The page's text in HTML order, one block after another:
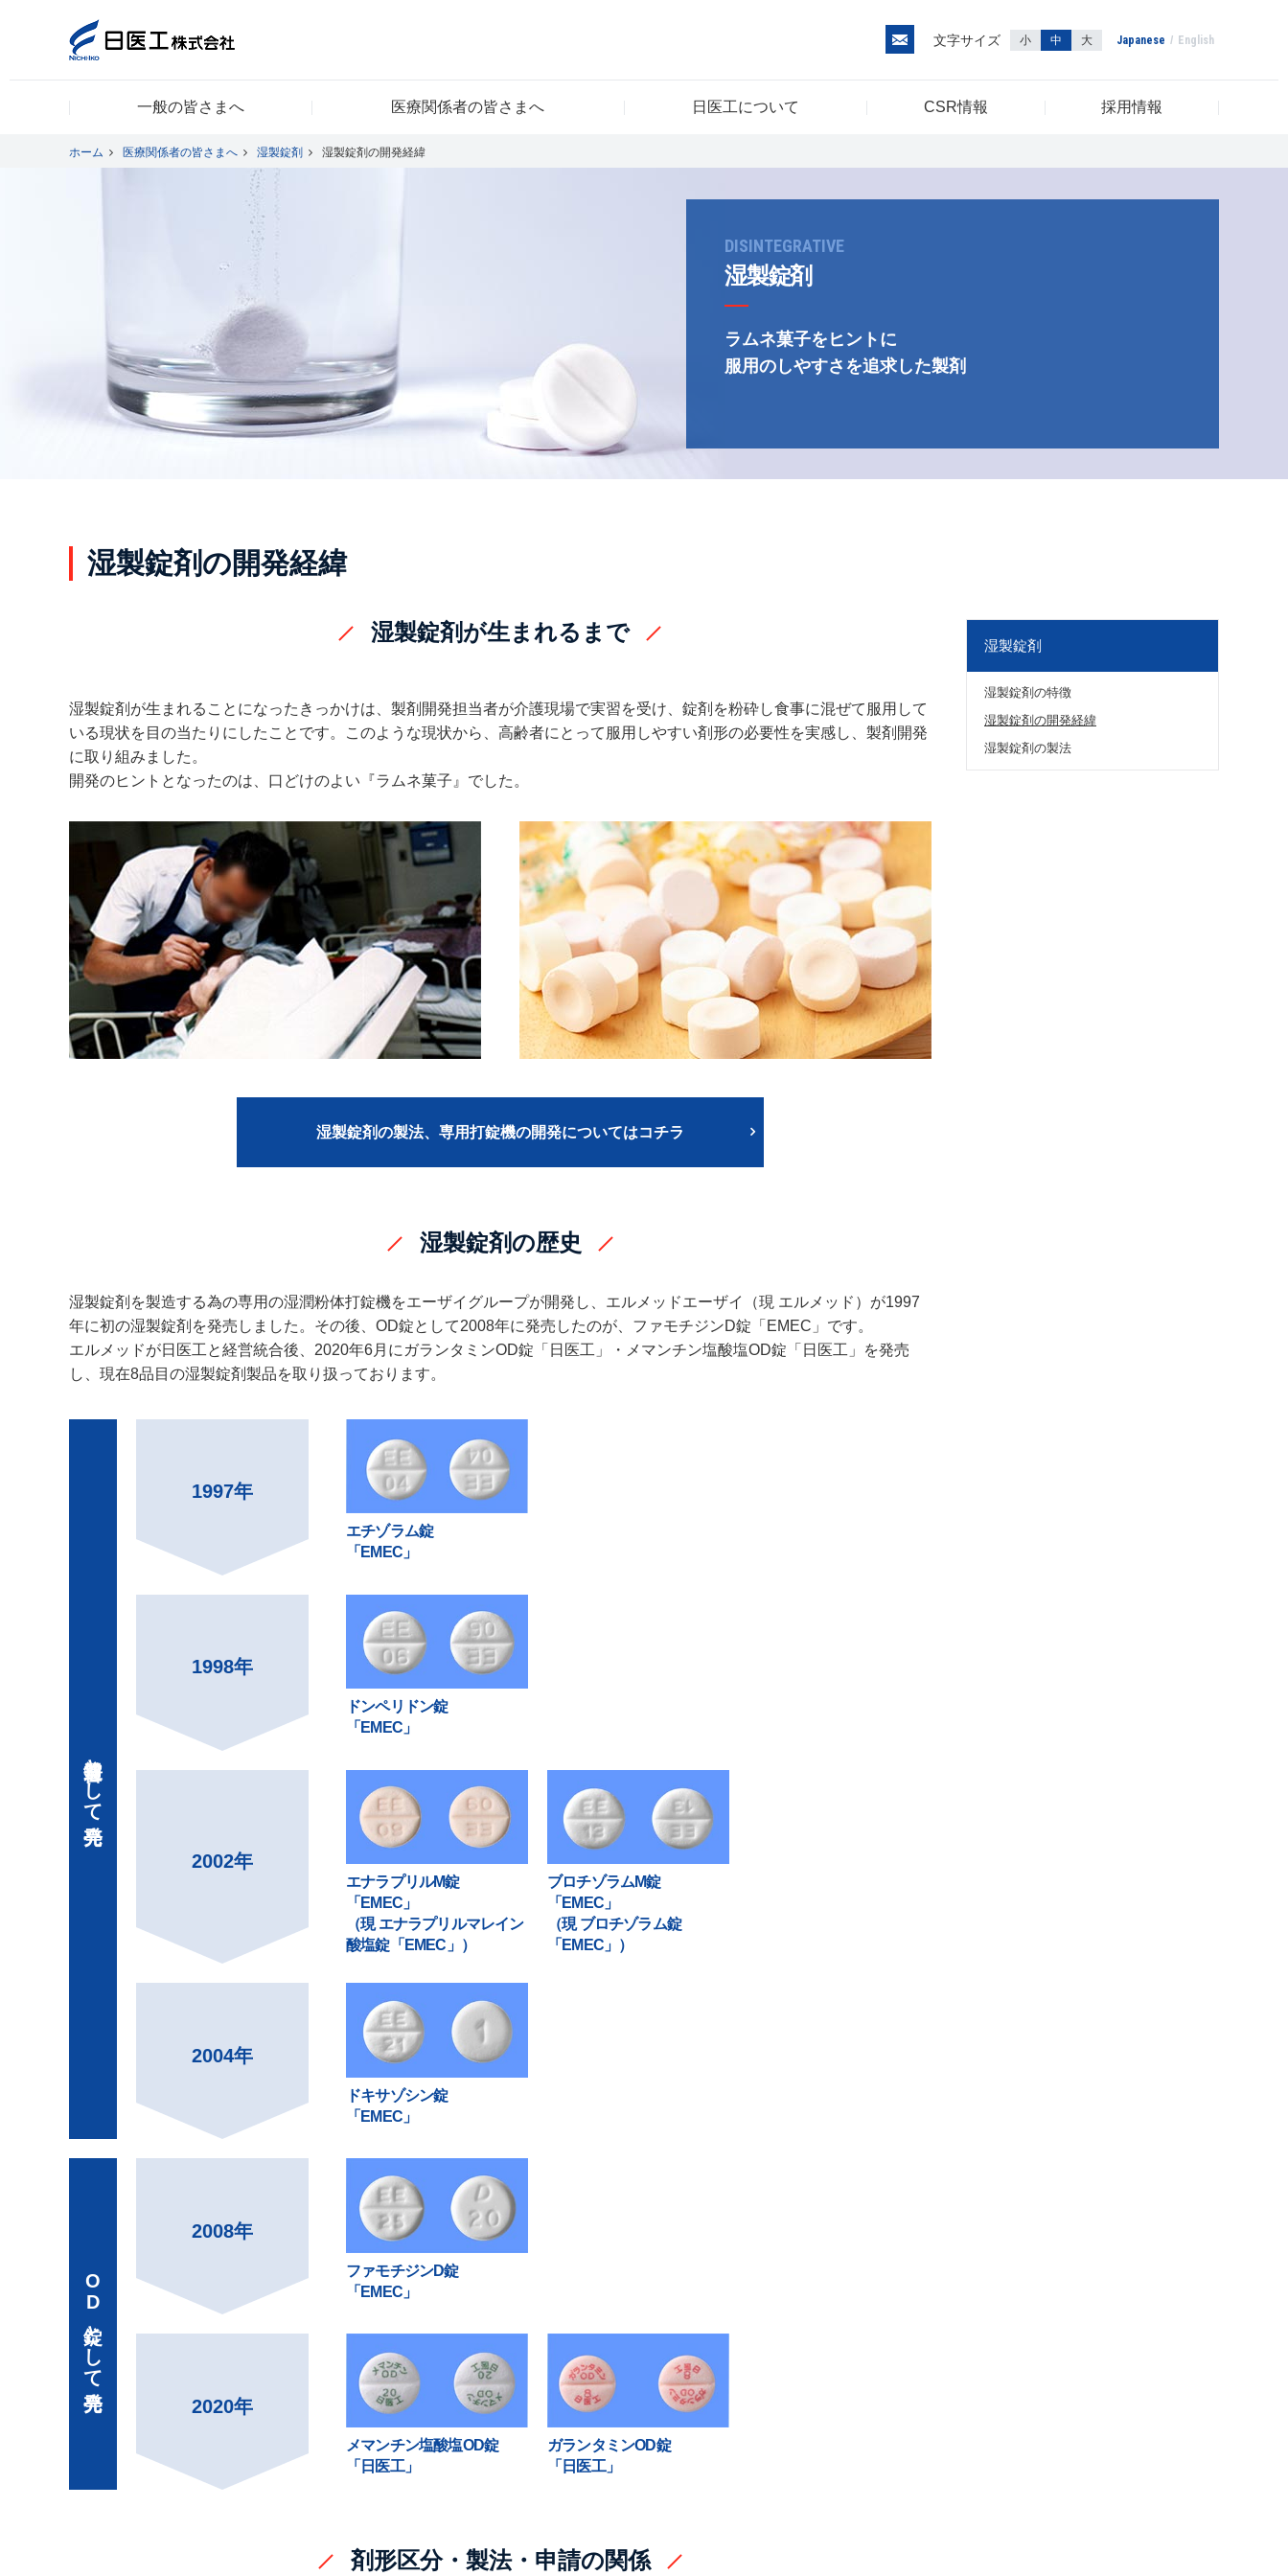
文字サイズ 小 中 大 Japanese English
一般の皆さまへ 医療関係者の皆さまへ 日医工について CSR情報
採用情報
医療関係者の皆さまへ
採用情報
選択してください
Japanese English
ホーム 医療関係者の皆さまへ 湿製錠剤 湿製錠剤の開発経緯
DISINTEGRATIVE
湿製錠剤
ラムネ菓子をヒントに
服用のしやすさを追求した製剤
湿製錠剤の開発経緯
湿製錠剤が生まれるまで
湿製錠剤が生まれることになったきっかけは、製剤開発担当者が介護現場で実習を受け、錠剤を粉砕し食事に混ぜて服用して
いる現状を目の当たりにしたことです。このような現状から、高齢者にとって服用しやすい剤形の必要性を実感し、製剤開発
に取り組みました。
開発のヒントとなったのは、口どけのよい『ラムネ菓子』でした。
湿製錠剤の製法、 専用打錠機の開発についてはコチラ
湿製錠剤の歴史
湿製錠剤を製造する為の専用の湿潤粉体打錠機をエーザイグループが開発し、エルメッドエーザイ（現 エルメッド）が1997
年に初の湿製錠剤を発売しました。その後、OD錠として2008年に発売したのが、ファモチジンD錠「EMEC」です。
エルメッドが日医工と経営統合後、2020年6月にガランタミンOD錠「日医工」・メマンチン塩酸塩OD錠「日医工」を発売
し、現在8品目の湿製錠剤製品を取り扱っております。
普通錠として発売
1997年
エチゾラム錠
「EMEC」
1998年
ドンペリドン錠
「EMEC」
2002年
エナラプリルM錠
「EMEC」
（現 エナラプリルマレイン
酸塩錠「EMEC」）
ブロチゾラムM錠
「EMEC」
（現 ブロチゾラム錠
「EMEC」）
2004年
ドキサゾシン錠
「EMEC」
OD錠として発売
2008年
ファモチジンD錠
「EMEC」
2020年
メマンチン塩酸塩OD錠
「日医工」
ガランタミンOD錠
「日医工」
剤形区分・製法・申請の関係
湿製錠剤
湿製錠剤の特徴
湿製錠剤の開発経緯
湿製錠剤の製法